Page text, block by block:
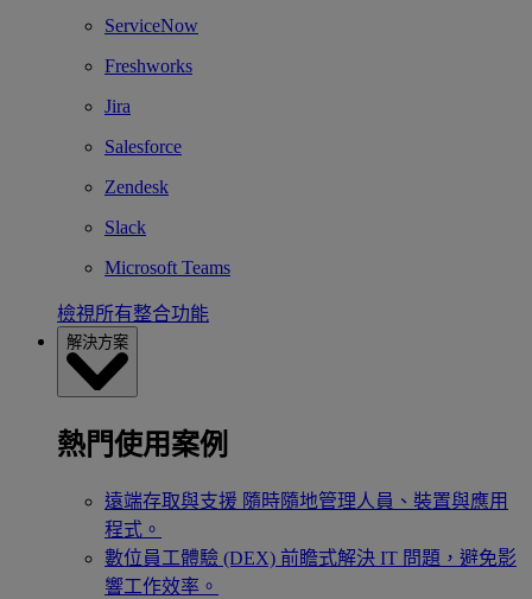
ServiceNow
Freshworks
Jira
Salesforce
Zendesk
Slack
Microsoft Teams
檢視所有整合功能
解決方案
熱門使用案例
遠端存取與支援 隨時隨地管理人員、裝置與應用
程式。
數位員工體驗 (DEX) 前瞻式解決 IT 問題，避免影
響工作效率。